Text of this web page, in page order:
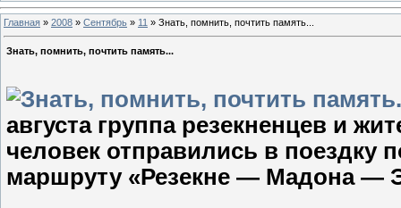
Главная » 2008 » Сентябрь » 11 » Знать, помнить, почтить память...
Знать, помнить, почтить память...
августа группа резекненцев и
человек отправились в поездку
маршруту «Резекне — Мадона —